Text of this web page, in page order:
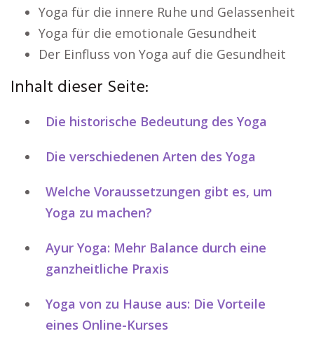
Yoga für die innere Ruhe und Gelassenheit
Yoga für die emotionale Gesundheit
Der Einfluss von Yoga auf die Gesundheit
Inhalt dieser Seite:
Die historische Bedeutung des Yoga
Die verschiedenen Arten des Yoga
Welche Voraussetzungen gibt es, um
Yoga zu machen?
Ayur Yoga: Mehr Balance durch eine
ganzheitliche Praxis
Yoga von zu Hause aus: Die Vorteile
eines Online-Kurses